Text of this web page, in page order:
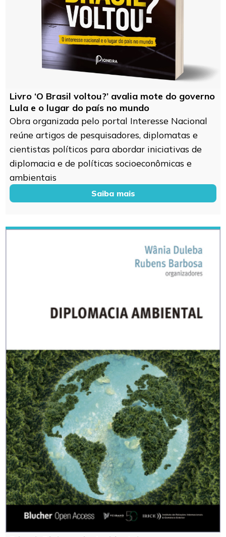
Livro ‘O Brasil voltou?’ avalia mote do governo
Lula e o lugar do país no mundo
Obra organizada pelo portal Interesse Nacional
reúne artigos de pesquisadores, diplomatas e
cientistas políticos para abordar iniciativas de
diplomacia e de políticas socioeconômicas e
ambientais
Saiba mais